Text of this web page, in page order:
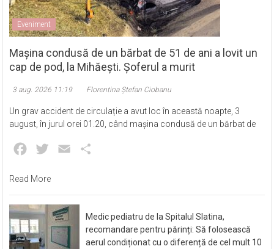
Eveniment
Mașina condusă de un bărbat de 51 de ani a lovit un
cap de pod, la Mihăești. Șoferul a murit
3 aug. 2026 11:19 Florentina Ștefan Ciobanu
Un grav accident de circulație a avut loc în această noapte, 3
august, în jurul orei 01.20, când mașina condusă de un bărbat de
Facebook
Twitter Email
Read More
Medic pediatru de la Spitalul Slatina,
recomandare pentru părinți: Să folosească
aerul condiționat cu o diferență de cel mult 10